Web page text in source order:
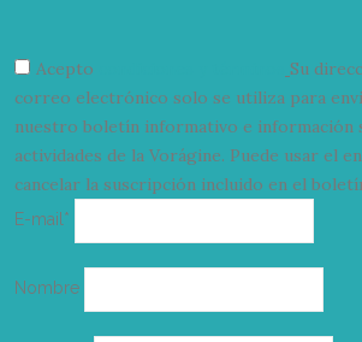
Acepto
Su
correo electrónico solo se utiliza para
nuestro boletín informativo e información
actividades de la Vorágine. Puede usar el
cancelar la suscripción incluido en el
E-mail*
electrónico
Nombre